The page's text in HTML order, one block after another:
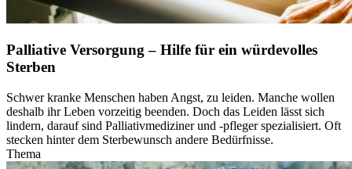
Palliative Versorgung – Hilfe für ein würdevolles
Sterben
Schwer kranke Menschen haben Angst, zu leiden. Manche wollen
deshalb ihr Leben vorzeitig beenden. Doch das Leiden lässt sich
lindern, darauf sind Palliativmediziner und -pfleger spezialisiert. Oft
stecken hinter dem Sterbewunsch andere Bedürfnisse.
Thema